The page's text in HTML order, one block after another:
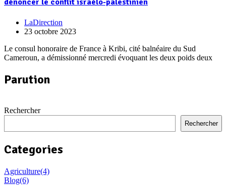
dénoncer le conflit israélo-palestinien
LaDirection
23 octobre 2023
Le consul honoraire de France à Kribi, cité balnéaire du Sud
Cameroun, a démissionné mercredi évoquant les deux poids deux
Parution
Rechercher
Rechercher
Categories
Agriculture(4)
Blog(6)